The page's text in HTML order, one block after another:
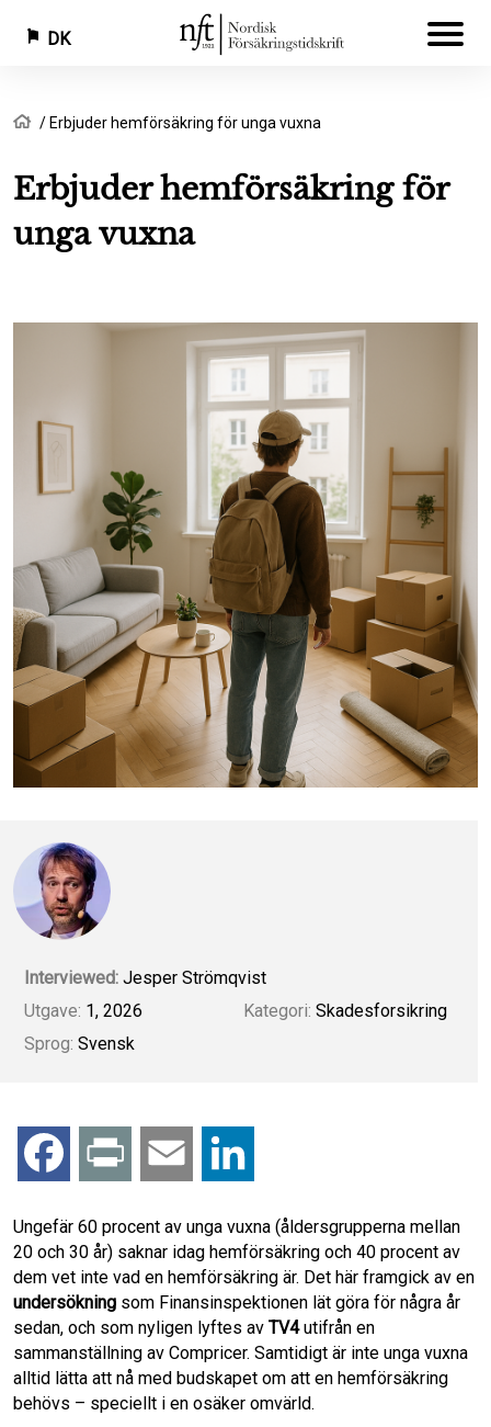
Gå
hovedindhold
DK
Brødkrumme
Hjem
Erbjuder hemförsäkring för unga vuxna
Erbjuder hemförsäkring för
unga vuxna
Interviewed: Jesper Strömqvist
Utgave: 1, 2026
Sprog: Svensk
Kategori: Skadesforsikring
c
e
b
i
n
t
a
i
l
n
k
e
d
Ungefär 60 procent av unga vuxna (åldersgrupperna mellan
20 och 30 år) saknar idag hemförsäkring och 40 procent av
dem vet inte vad en hemförsäkring är. Det här framgick av en
undersökning som Finansinspektionen lät göra för några år
sedan, och som nyligen lyftes av TV4utifrån en
sammanställning av Compricer. Samtidigt är inte unga vuxna
alltid lätta att nå med budskapet om att en hemförsäkring
behövs – speciellt i en osäker omvärld.